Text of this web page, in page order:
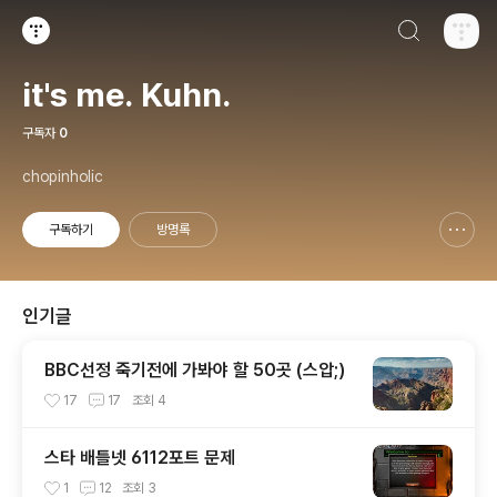
it's me. Kuhn.
구독자 0
chopinholic
구독하기 방명록
인기글
BBC선정 죽기전에 가봐야 할 50곳 (스압;)
17 17 조회 4
스타 배틀넷 6112포트 문제
1 12 조회 3